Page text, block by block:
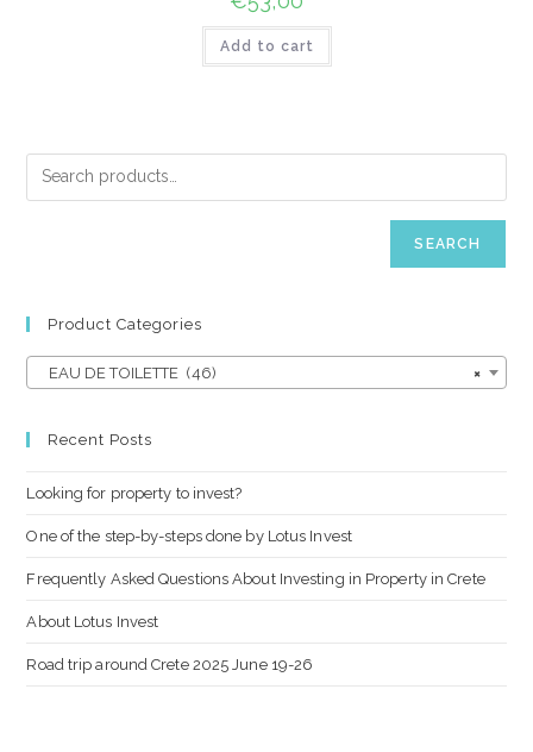
Add to cart
SEARCH
Product Categories
×
EAU DE TOILETTE (46)
Recent Posts
Looking for property to invest?
One of the step-by-steps done by Lotus Invest
Frequently Asked Questions About Investing in Property in Crete
About Lotus Invest
Road trip around Crete 2025 June 19-26